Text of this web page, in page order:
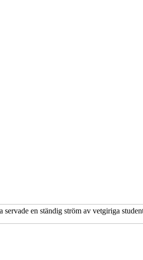
servade en ständig ström av vetgiriga